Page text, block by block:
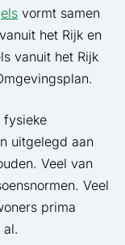
vormt samen
het Rijk en
vanuit het Rijk
fysieke
uitgelegd aan
Veel van
Veel
prima
al.